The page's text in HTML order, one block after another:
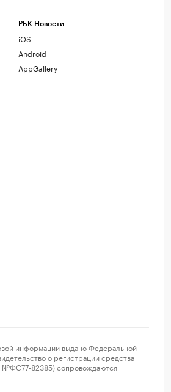
РБК Новости
iOS
Android
AppGallery
информации выдано Федеральной
о регистрации средства
№ФС77-82385) сопровождаются